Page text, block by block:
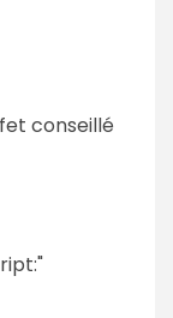
conseillé